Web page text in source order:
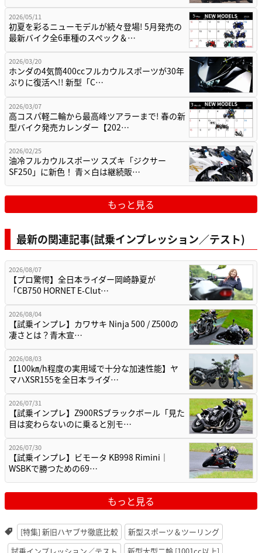
2026/05/11
初夏を彩るニューモデルが続々登場! 5月発売の
最新バイク全6車種のスペック＆…
2026/03/20
ホンダの4気筒400ccフルカウルスポーツが30年
ぶりに復活へ!! 新型「C…
2026/03/07
高コスパ軽二輪から最高峰ツアラーまで! 春の新
型バイク発売カレンダー【202…
2026/02/25
油冷フルカウルスポーツ スズキ「ジクサー
SF250」に新色！ 青×白は継続販…
もっと見る
最新の関連記事(試乗インプレッション／テスト)
2026/08/07
【プロ驚愕】全日本ライダー岡崎静夏が
「CB750 HORNET E-Clut…
2026/08/04
【試乗インプレ】カワサキ Ninja 500 / Z500の
凄さとは？青木宣…
2026/08/03
【100㎞/h程度の実用域で十分な加速性能】ヤ
マハXSR155を全日本ライダ…
2026/07/31
【試乗インプレ】Z900RSブラックボール「見た
目は変わらないのに乗ると別モ…
2026/07/30
【試乗インプレ】ビモータ KB998 Rimini｜
WSBKで勝つための69…
もっと見る
[特集] 新旧ハヤブサ徹底比較
新型スポーツ＆ツーリング